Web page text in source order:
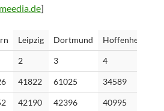
meedia.de]
Leipzig
2
41822
42190
Dortmund
3
61025
42396
Hoffenheim
4
34589
40995